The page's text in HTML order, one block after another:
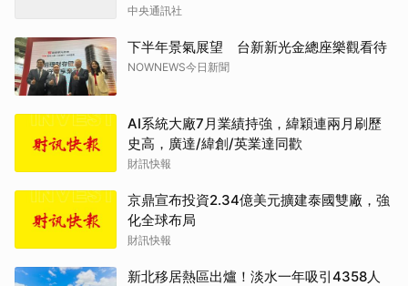
中央通訊社
下半年景氣展望 台新新光金總座樂觀看待
NOWNEWS今日新聞
AI系統大廠7月業績持強，緯穎連兩月刷歷
史高，廣達/緯創/英業達同歡
財訊快報
京鼎宣布投資2.34億美元擴建泰國雙廠，強
化全球布局
財訊快報
新北移居熱區出爐！淡水一年吸引4358人